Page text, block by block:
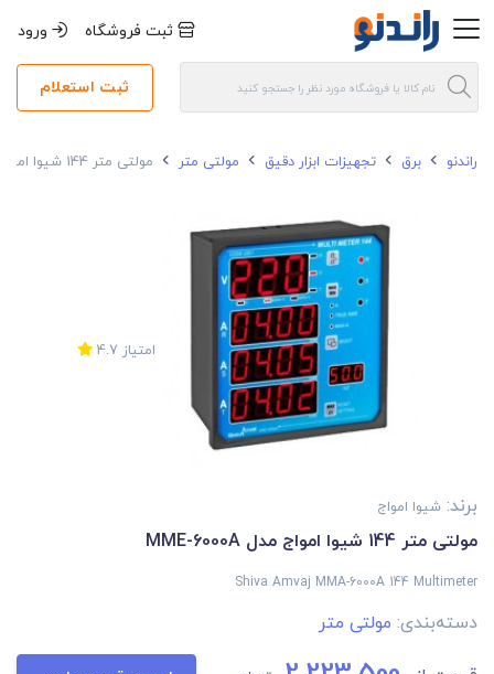
ثبت فروشگاه ورود
ثبت استعلام
راندنو برق تجهیزات ابزار دقیق مولتی متر مولتی متر 144 شیوا امواج مدل MME-6000A
امتیاز 4.7
برند: شیوا امواج
مولتی متر 144 شیوا امواج مدل MME-6000A
Shiva Amvaj MMA-6000A 144 Multimeter
دسته‌بندی: مولتی متر